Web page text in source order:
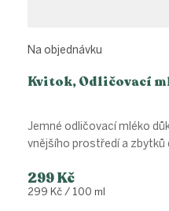
Kvitok, Odličovací
Na objednávku
299 Kč
Měrná
299 Kč / 100 ml
Jemné odličovací mléko
vnějšího prostředí a zbytků